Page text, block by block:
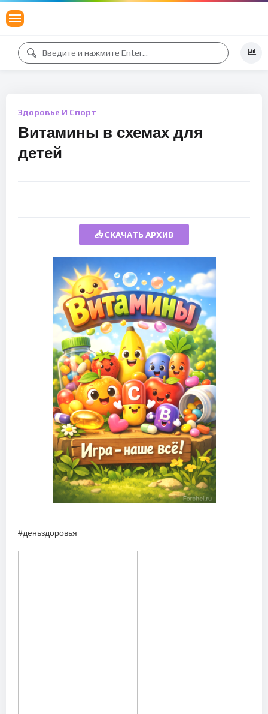
Здоровье И Спорт
Витамины в схемах для
детей
📥 СКАЧАТЬ АРХИВ
#деньздоровья